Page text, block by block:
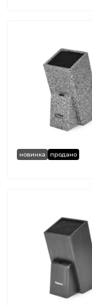
новинка продано